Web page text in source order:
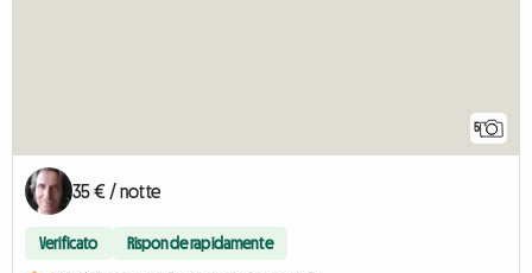
5
35 € / notte
Verificato Risponde rapidamente